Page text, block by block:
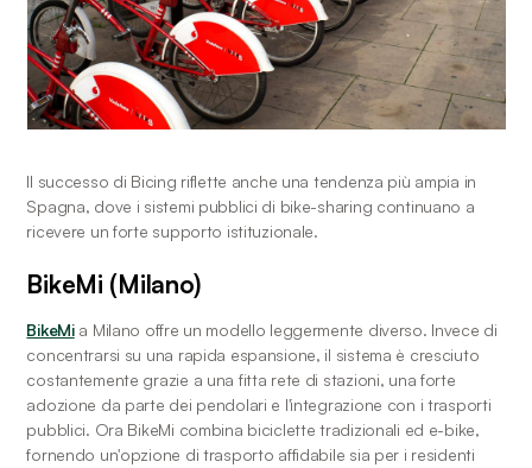
Il successo di Bicing riflette anche una tendenza più ampia in
Spagna, dove i sistemi pubblici di bike-sharing continuano a
ricevere un forte supporto istituzionale.
BikeMi (Milano)
BikeMi a Milano offre un modello leggermente diverso. Invece di
concentrarsi su una rapida espansione, il sistema è cresciuto
costantemente grazie a una fitta rete di stazioni, una forte
adozione da parte dei pendolari e l'integrazione con i trasporti
pubblici. Ora BikeMi combina biciclette tradizionali ed e-bike,
fornendo un'opzione di trasporto affidabile sia per i residenti